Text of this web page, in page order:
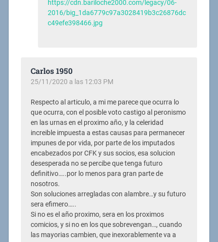
https://cdn.bariloche2000.com/legacy/06-
2016/big_1da6779c97a3028419b3c26876dc
c49efe398466.jpg
Carlos 1950
25/11/2020 a las 12:03 PM
Respecto al articulo, a mi me parece que ocurra lo
que ocurra, con el posible voto castigo al peronismo
en las urnas en el proximo año, y la celeridad
increible impuesta a estas causas para permanecer
impunes de por vida, por parte de los imputados
encabezados por CFK y sus socios, esa solucion
desesperada no se percibe que tenga futuro
definitivo…..por lo menos para gran parte de
nosotros.
Son soluciones arregladas con alambre…y su futuro
sera efimero…..
Si no es el año proximo, sera en los proximos
comicios, y si no en los que sobrevengan…, cuando
las mayorias cambien, que inexorablemente va a